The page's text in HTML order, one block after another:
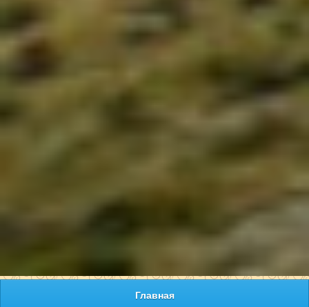
Главная